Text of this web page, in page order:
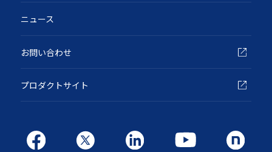
ニュース
お問い合わせ
プロダクトサイト